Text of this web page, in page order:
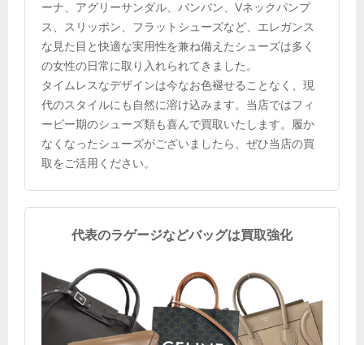
ーナ、アグリーサンダル、バンバン、Vネックパンプ
ス、スリッポン、フラットシューズなど、エレガンス
な見た目と快適な実用性を兼ね備えたシューズは多く
の女性の日常に取り入れられてきました。
タイムレスなデザインは今なお色褪せることなく、現
代のスタイルにも自然に溶け込みます。当店ではフィ
ービー期のシューズ類も喜んで買取いたします。履か
なくなったシューズがございましたら、ぜひ当店の買
取をご活用ください。
代表のラゲージなどバッグは買取強化